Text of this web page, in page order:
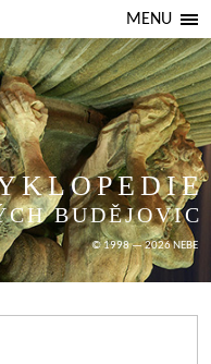
MENU
BUDĚJOVIC
© 1998 — 2026 NEBE